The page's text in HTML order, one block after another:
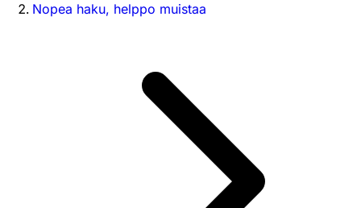
Nopea haku, helppo muistaa